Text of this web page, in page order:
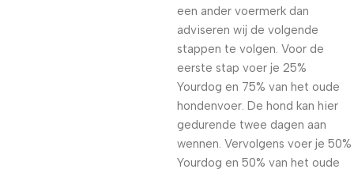
een ander voermerk dan
adviseren wij de volgende
stappen te volgen. Voor de
eerste stap voer je 25%
Yourdog en 75% van het oude
hondenvoer. De hond kan hier
gedurende twee dagen aan
wennen. Vervolgens voer je 50%
Yourdog en 50% van het oude